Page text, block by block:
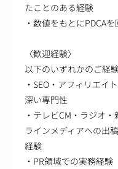
たことのある経験
・数値をもとにPDCA
〈歓迎経験〉
以下のいずれかのご経
・SEO・アフィリエイ
深い専門性
・テレビCM・ラジオ
ラインメディアへの出
経験
・PR領域での実務経